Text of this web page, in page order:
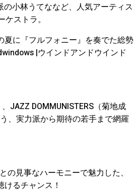
小林うてななど、人気アーティス
ストラ。
に『フルフォニー』を奏でた総勢
|ウインドアンドウインド
JAZZ DOMMUNISTERS（菊地成
、実力派から期待の若手まで網羅
見事なハーモニーで魅力した、
るチャンス！